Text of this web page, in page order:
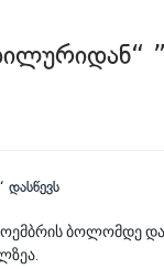
ბოლომდე